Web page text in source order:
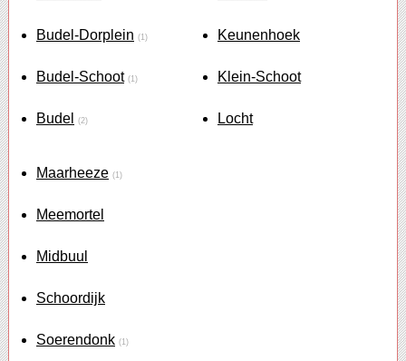
Budel-Dorplein (1)
Budel-Schoot (1)
Budel (2)
Keunenhoek
Klein-Schoot
Locht
Maarheeze (1)
Meemortel
Midbuul
Schoordijk
Soerendonk (1)